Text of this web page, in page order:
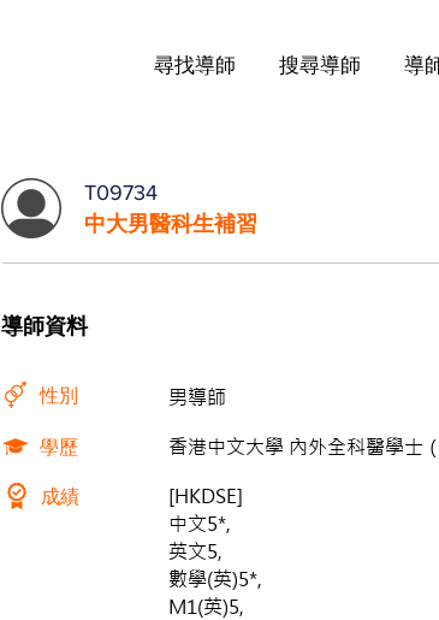
尋找導師 搜尋導師 導
T09734
中大男醫科生補習
導師資料
性別 男導師
學歷 香港中文大學 內外全科醫學士
成績
[HKDSE]
中文5*,
英文5,
數學(英)5*,
M1(英)5,